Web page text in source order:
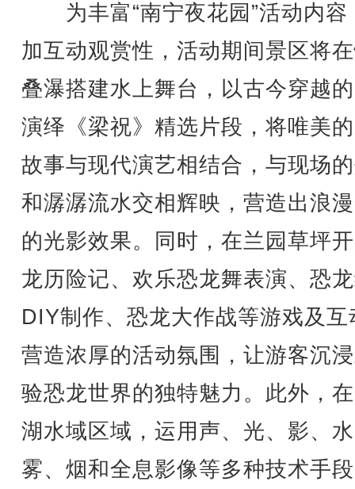
为丰富“南宁夜花园”活动内容
加互动观赏性，活动期间景区将
叠瀑搭建水上舞台，以古今穿越
演绎《梁祝》精选片段，将唯美
故事与现代演艺相结合，与现场
和潺潺流水交相辉映，营造出浪
的光影效果。同时，在兰园草坪
龙历险记、欢乐恐龙舞表演、恐
DIY制作、恐龙大作战等游戏及互
营造浓厚的活动氛围，让游客沉
验恐龙世界的独特魅力。此外，
湖水域区域，运用声、光、影、
雾、烟和全息影像等多种技术手